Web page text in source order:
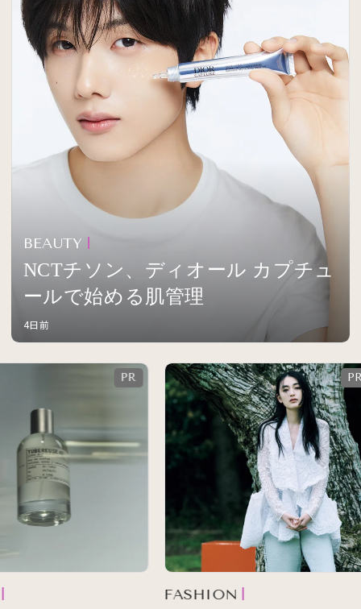
BEAUTY
NCTチソン、ディオール カプチュ
ールで始める肌管理
4日前
FASHION